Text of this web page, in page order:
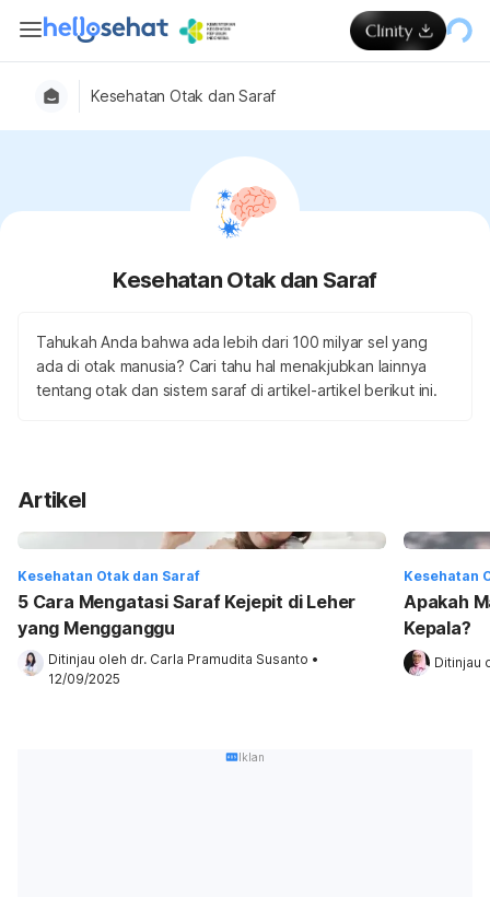
Kesehatan Otak dan Saraf
Kesehatan Otak dan Saraf
Tahukah Anda bahwa ada lebih dari 100 milyar sel yang
ada di otak manusia? Cari tahu hal menakjubkan lainnya
tentang otak dan sistem saraf di artikel-artikel berikut ini.
Artikel
Kesehatan Otak dan Saraf
5 Cara Mengatasi Saraf Kejepit di Leher
yang Mengganggu
Ditinjau oleh dr. Carla Pramudita Susanto •
12/09/2025
Kesehatan
Apakah
Kepala?
Ditinjau
Iklan